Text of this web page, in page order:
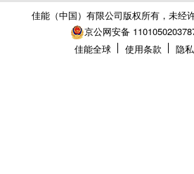
佳能（中国）有限公司版权所有，未经
京公网安备
佳能全球
使用条款 隐